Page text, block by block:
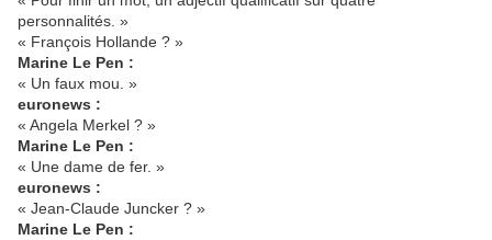
personnalités. »
« François Hollande ? »
Marine Le Pen :
« Un faux mou. »
euronews :
« Angela Merkel ? »
Marine Le Pen :
« Une dame de fer. »
euronews :
« Jean-Claude Juncker ? »
Marine Le Pen :